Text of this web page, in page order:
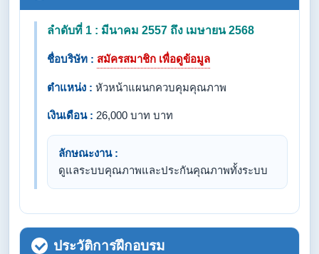
ลำดับที่ 1 : มีนาคม 2557 ถึง เมษายน 2568
ชื่อบริษัท : สมัครสมาชิก เพื่อดูข้อมูล
ตำแหน่ง : หัวหน้าแผนกควบคุมคุณภาพ
เงินเดือน : 26,000 บาท บาท
ลักษณะงาน :
ดูแลระบบคุณภาพและประกันคุณภาพทั้งระบบ
ประวัติการฝึกอบรม